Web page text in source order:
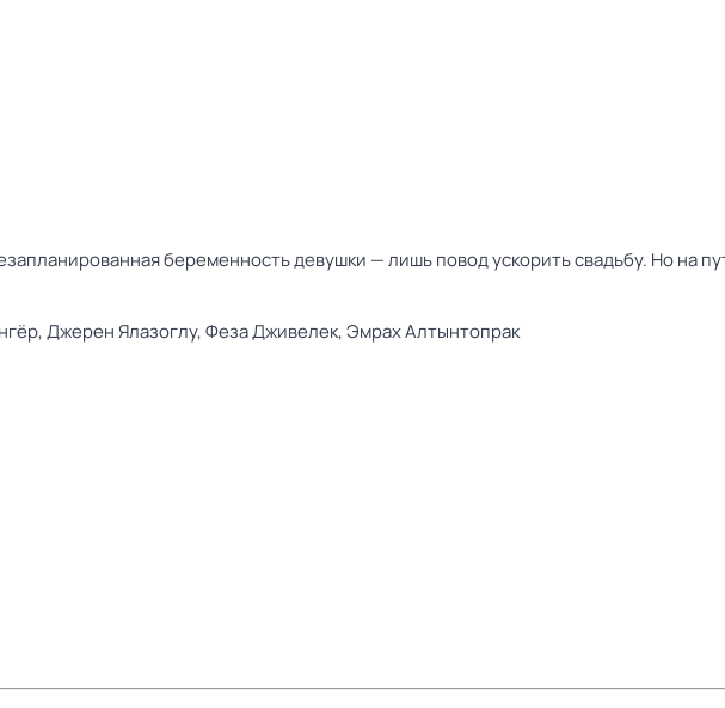
беременность девушки — лишь повод ускорить свадьбу. Но на
Джерен Ялазоглу,Феза Дживелек,Эмрах Алтынтопрак